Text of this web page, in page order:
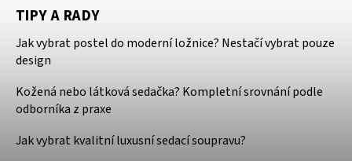
TIPY A RADY
Jak vybrat postel do moderní ložnice? Nestačí vybrat pouze
design
Kožená nebo látková sedačka? Kompletní srovnání podle
odborníka z praxe
Jak vybrat kvalitní luxusní sedací soupravu?